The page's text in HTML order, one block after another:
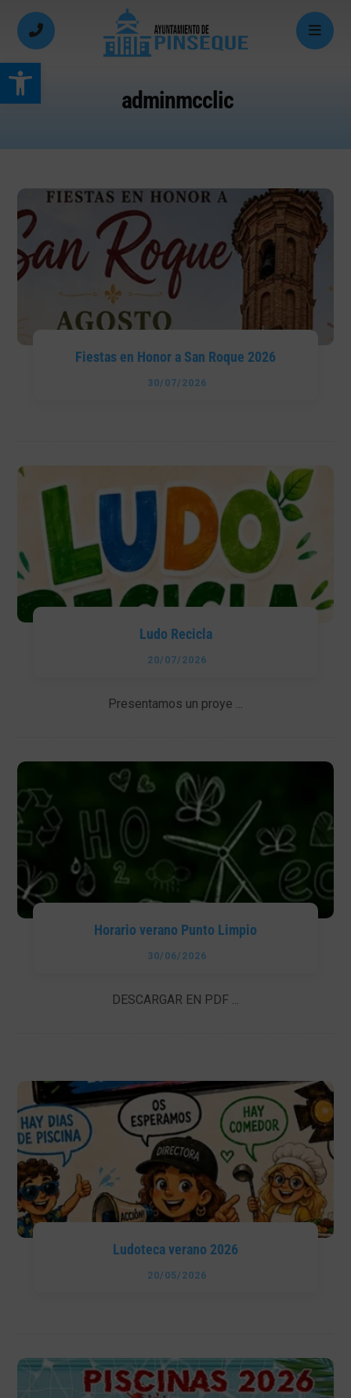
Abrir barra de herramientas
adminmcclic
Fiestas en Honor a San Roque 2026
30/07/2026
Ludo Recicla
20/07/2026
Presentamos un proye ...
Horario verano Punto Limpio
30/06/2026
DESCARGAR EN PDF ...
Ludoteca verano 2026
20/05/2026